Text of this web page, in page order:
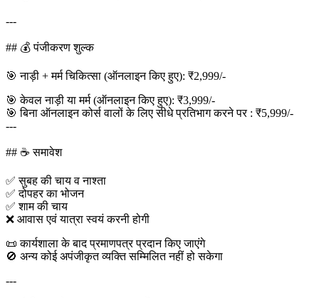
---
## 💰 पंजीकरण शुल्क
🎯 नाड़ी + मर्म चिकित्सा (ऑनलाइन किए हुए): ₹2,999/-
🎯 केवल नाड़ी या मर्म (ऑनलाइन किए हुए): ₹3,999/-
🎯 बिना ऑनलाइन कोर्स वालों के लिए सीधे प्रतिभाग करने पर : ₹5,999/-
---
## ☕ समावेश
✅ सुबह की चाय व नाश्ता
✅ दोपहर का भोजन
✅ शाम की चाय
❌ आवास एवं यात्रा स्वयं करनी होगी
📜 कार्यशाला के बाद प्रमाणपत्र प्रदान किए जाएंगे
🚫 अन्य कोई अपंजीकृत व्यक्ति सम्मिलित नहीं हो सकेगा
---